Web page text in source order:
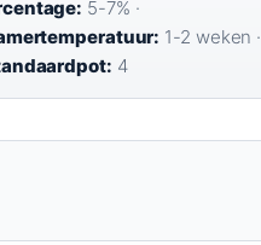
5-7% ·
1-2 weken ·
4